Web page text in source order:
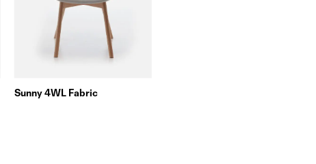
Sunny 4WL Fabric